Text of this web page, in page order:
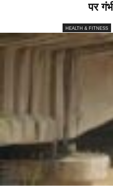
पर
HEALTH & FITNESS